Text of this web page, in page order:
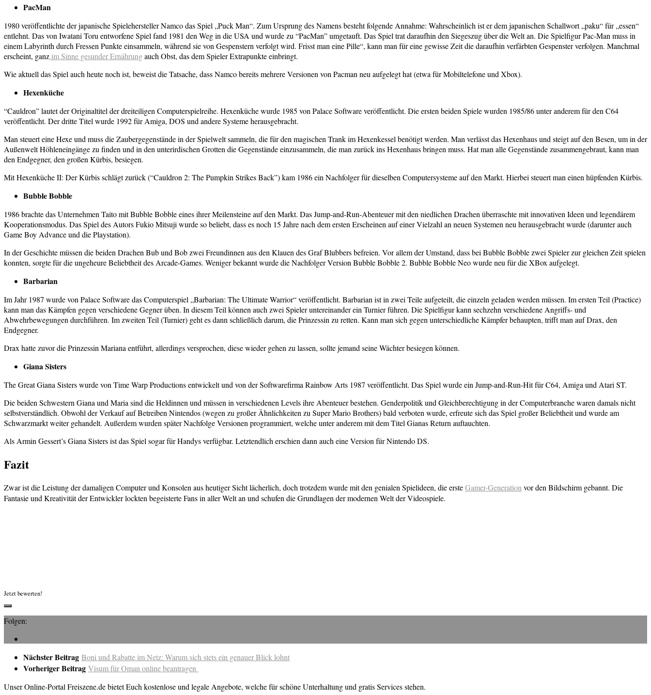
PacMan
1980 veröffentlichte der japanische Spielehersteller Namco das Spiel „Puck Man“. Zum Ursprung des Namens besteht folgende Annahme: Wahrscheinlich ist er dem japanischen Schallwort „paku“ für „essen“
entlehnt. Das von Iwatani Toru entworfene Spiel fand 1981 den Weg in die USA und wurde zu “PacMan” umgetauft. Das Spiel trat daraufhin den Siegeszug über die Welt an. Die Spielfigur Pac-Man muss in
einem Labyrinth durch Fressen Punkte einsammeln, während sie von Gespenstern verfolgt wird. Frisst man eine Pille“, kann man für eine gewisse Zeit die daraufhin verfärbten Gespenster verfolgen. Manchmal
erscheint, ganz im Sinne gesunder Ernährungauch Obst, das dem Spieler Extrapunkte einbringt.
Wie aktuell das Spiel auch heute noch ist, beweist die Tatsache, dass Namco bereits mehrere Versionen von Pacman neu aufgelegt hat (etwa für Mobiltelefone und Xbox).
Hexenküche
“Cauldron” lautet der Originaltitel der dreiteiligen Computerspielreihe. Hexenküche wurde 1985 von Palace Software veröffentlicht. Die ersten beiden Spiele wurden 1985/86 unter anderem für den C64
veröffentlicht. Der dritte Titel wurde 1992 für Amiga, DOS und andere Systeme herausgebracht.
Man steuert eine Hexe und muss die Zaubergegenstände in der Spielwelt sammeln, die für den magischen Trank im Hexenkessel benötigt werden. Man verlässt das Hexenhaus und steigt auf den Besen, um in der
Außenwelt Höhleneingänge zu finden und in den unterirdischen Grotten die Gegenstände einzusammeln, die man zurück ins Hexenhaus bringen muss. Hat man alle Gegenstände zusammengebraut, kann man
den Endgegner, den großen Kürbis, besiegen.
Mit Hexenküche II: Der Kürbis schlägt zurück (“Cauldron 2: The Pumpkin Strikes Back”) kam 1986 ein Nachfolger für dieselben Computersysteme auf den Markt. Hierbei steuert man einen hüpfenden Kürbis.
Bubble Bobble
1986 brachte das Unternehmen Taito mit Bubble Bobble eines ihrer Meilensteine auf den Markt. Das Jump-and-Run-Abenteuer mit den niedlichen Drachen überraschte mit innovativen Ideen und legendärem
Kooperationsmodus. Das Spiel des Autors Fukio Mitsuji wurde so beliebt, dass es noch 15 Jahre nach dem ersten Erscheinen auf einer Vielzahl an neuen Systemen neu herausgebracht wurde (darunter auch
Game Boy Advance und die Playstation).
In der Geschichte müssen die beiden Drachen Bub und Bob zwei Freundinnen aus den Klauen des Graf Blubbers befreien. Vor allem der Umstand, dass bei Bubble Bobble zwei Spieler zur gleichen Zeit spielen
konnten, sorgte für die ungeheure Beliebtheit des Arcade-Games. Weniger bekannt wurde die Nachfolger Version Bubble Bobble 2. Bubble Bobble Neo wurde neu für die XBox aufgelegt.
Barbarian
Im Jahr 1987 wurde von Palace Software das Computerspiel „Barbarian: The Ultimate Warrior“ veröffentlicht. Barbarian ist in zwei Teile aufgeteilt, die einzeln geladen werden müssen. Im ersten Teil (Practice)
kann man das Kämpfen gegen verschiedene Gegner üben. In diesem Teil können auch zwei Spieler untereinander ein Turnier führen. Die Spielfigur kann sechzehn verschiedene Angriffs- und
Abwehrbewegungen durchführen. Im zweiten Teil (Turnier) geht es dann schließlich darum, die Prinzessin zu retten. Kann man sich gegen unterschiedliche Kämpfer behaupten, trifft man auf Drax, den
Endgegner.
Drax hatte zuvor die Prinzessin Mariana entführt, allerdings versprochen, diese wieder gehen zu lassen, sollte jemand seine Wächter besiegen können.
Giana Sisters
The Great Giana Sisters wurde von Time Warp Productions entwickelt und von der Softwarefirma Rainbow Arts 1987 veröffentlicht. Das Spiel wurde ein Jump-and-Run-Hit für C64, Amiga und Atari ST.
Die beiden Schwestern Giana und Maria sind die Heldinnen und müssen in verschiedenen Levels ihre Abenteuer bestehen. Genderpolitik und Gleichberechtigung in der Computerbranche waren damals nicht
selbstverständlich. Obwohl der Verkauf auf Betreiben Nintendos (wegen zu großer Ähnlichkeiten zu Super Mario Brothers) bald verboten wurde, erfreute sich das Spiel großer Beliebtheit und wurde am
Schwarzmarkt weiter gehandelt. Außerdem wurden später Nachfolge Versionen programmiert, welche unter anderem mit dem Titel Gianas Return auftauchten.
Als Armin Gessert’s Giana Sisters ist das Spiel sogar für Handys verfügbar. Letztendlich erschien dann auch eine Version für Nintendo DS.
Fazit
Zwar ist die Leistung der damaligen Computer und Konsolen aus heutiger Sicht lächerlich, doch trotzdem wurde mit den genialen Spielideen, die ersteGamer-Generationvor den Bildschirm gebannt. Die
Fantasie und Kreativität der Entwickler lockten begeisterte Fans in aller Welt an und schufen die Grundlagen der modernen Welt der Videospiele.
Jetzt bewerten!
Folgen:
Nächster Beitrag Boni und Rabatte im Netz: Warum sich stets ein genauer Blick lohnt
Vorheriger Beitrag Visum für Oman online beantragen
Unser Online-Portal Freiszene.de bietet Euch kostenlose und legale Angebote, welche für schöne Unterhaltung und gratis Services stehen.